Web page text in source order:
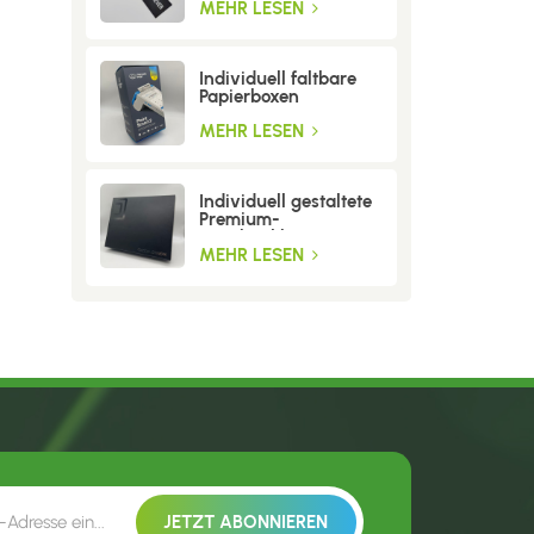
MEHR LESEN
Individuell faltbare
Papierboxen
MEHR LESEN
Individuell gestaltete
Premium-
Geschenkboxen aus
Wellpappe
MEHR LESEN